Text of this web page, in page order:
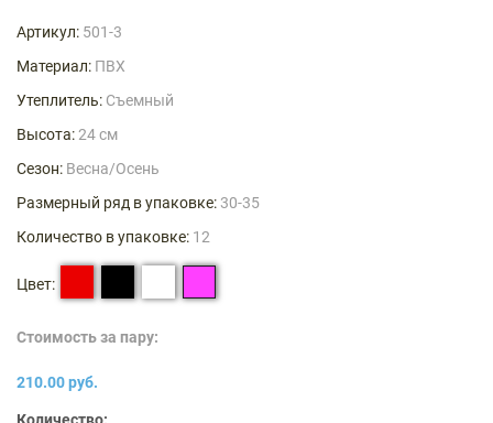
Артикул: 501-3
Материал: ПВХ
Утеплитель: Съемный
Высота:24 см
Сезон: Весна/Осень
Размерный ряд в упаковке: 30-35
Количество в упаковке: 12
Цвет:
Стоимость за пару:
210.00 руб.